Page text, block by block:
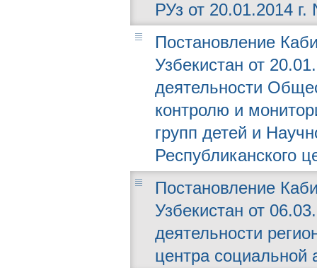
РУз от 20.01.2014 г.
Постановление
Узбекистан от
деятельности
контролю и
групп детей и
Республиканского
Постановление
Узбекистан от
деятельности
центра социальной